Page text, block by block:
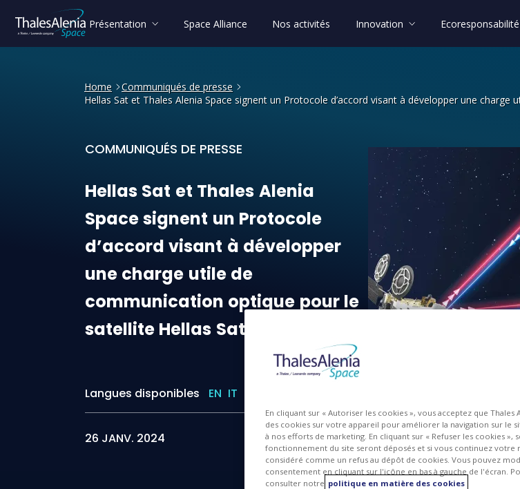
Présentation Space Alliance Nos activités Innovation Ecoresponsabilité
Home
Communiqués de presse
Hellas Sat et Thales Alenia Space signent un Protocole d’accord visant à développer une
COMMUNIQUÉS DE PRESSE
Hellas Sat et Thales Alenia Space signent un
Hellas Sat et Thales Alenia
Spacesignent un Protocole
d’accord visant à développer
une charge utile de
communication optique pour le
satellite Hellas Sat
Langues disponibles EN IT
26 JANV. 2024
En cliquant sur « Autoriser les cookies », vous acceptez que Thales
des cookies sur votre appareil pour améliorer la navigation sur le
à nos efforts de marketing. En cliquant sur « Refuser les cookies »,
fonctionnement du site seront déposés et si vous continuez votre
considéré comme un refus au dépôt de cookies. Vous pouvez
consentement en cliquant sur l'icône en bas à gauche de l'écran.
consulter notre politique en matière des cookies